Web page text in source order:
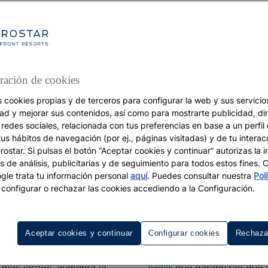
VACACIONES
Boda playera
para que tu
la playa sea perfecta
de cookies
cookies propias y de terceros para configurar la web y sus
y mejorar sus contenidos, así como para mostrarte publicidad,
sociales, relacionada con tus preferencias en base a un perfil
hábitos de navegación (por ej., páginas visitadas) y de tu
Si pulsas el botón “Aceptar cookies y continuar” autorizas la
de análisis, publicitarias y de seguimiento para todos estos fines.
trata tu información personal aquí. Puedes consultar nuestra
o rechazar las cookies accediendo a la Configuración.
Configurar cookies
Aceptar cookies y continuar